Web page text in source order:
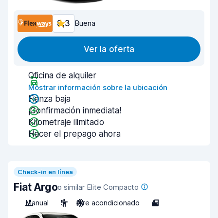
8,3 Buena
Ver la oferta
Oficina de alquiler
Mostrar información sobre la ubicación
Fianza baja
¡Confirmación inmediata!
Kilometraje ilimitado
Hacer el prepago ahora
Check-in en línea
Fiat Argoo similar Elite Compacto
Manual
5 Aire acondicionado 4